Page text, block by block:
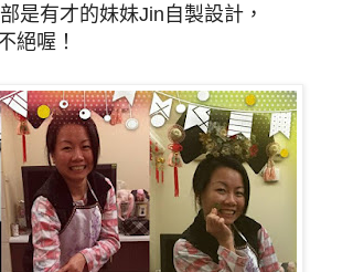
是有才的妹妹Jin自製設計，
絕喔！